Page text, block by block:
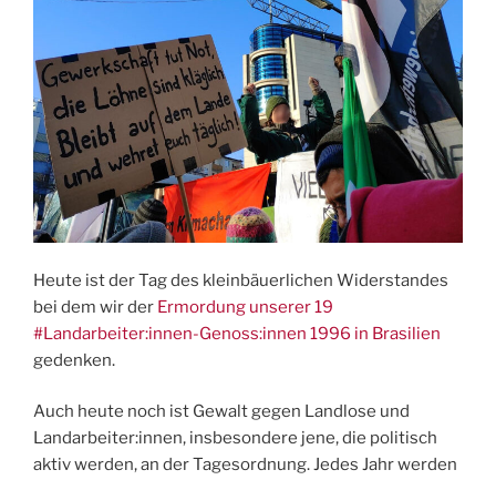
Heute ist der Tag des kleinbäuerlichen Widerstandes
bei dem wir der Ermordung unserer 19
#Landarbeiter:innen-Genoss:innen 1996 in Brasilien
gedenken.
Auch heute noch ist Gewalt gegen Landlose und
Landarbeiter:innen, insbesondere jene, die politisch
aktiv werden, an der Tagesordnung. Jedes Jahr werden